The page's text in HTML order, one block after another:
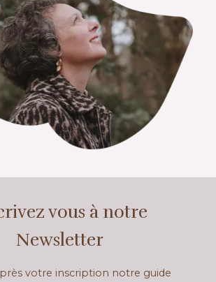
vous à notre
Newsletter
votre inscription notre guide